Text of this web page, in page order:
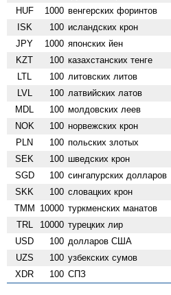
HUF 1000 венгерских форинтов
ISK 100 исландских крон
JPY 1000 японских йен
KZT 100 казахстанских тенге
LTL 100 литовских литов
LVL 100 латвийских латов
MDL 100 молдовских леев
NOK 100 норвежских крон
PLN 100 польских злотых
SEK 100 шведских крон
SGD 100 сингапурских долларов
SKK 100 словацких крон
TMM 10000 туркменских манатов
TRL 10000 турецких лир
USD 100 долларов США
UZS 100 узбекских сумов
XDR 100 СПЗ